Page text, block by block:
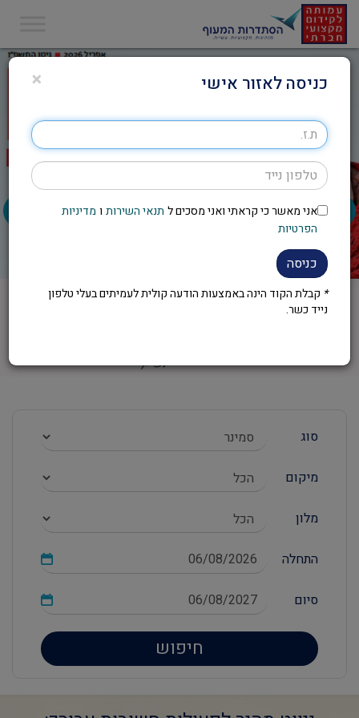
סוג
מיקום
מלון
התחלה
סיום
חיפוש
× כניסה לאזור אישי
אני מאשר כי קראתי ואני מסכים ל תנאי השירות ו מדיניות
הפרטיות
כניסה
* קבלת הקוד הינה באמצעות הודעה קולית לעמיתים בעלי טלפון
נייד כשר.